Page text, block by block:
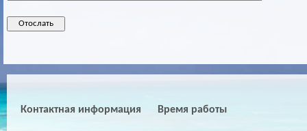
Контактная информация Время работы